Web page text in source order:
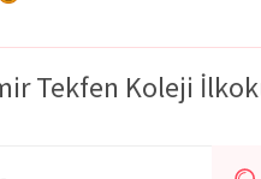
ve zihinsel gelişimleri
beraber eğitim
Tekfen Koleji